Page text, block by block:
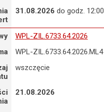
31.08.2026 do godz. 12:00
ZIL.6733.64.2026
WPL-ZIL.6733.64.2026
WPL-ZIL.6733.64.2026.ML4
wszczęcie
21.08.2026